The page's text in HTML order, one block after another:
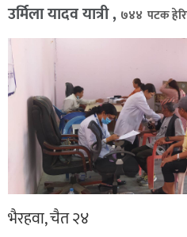
उर्मिला यादव यात्री , ७४४ पटक
भैरहवा, चैत २४